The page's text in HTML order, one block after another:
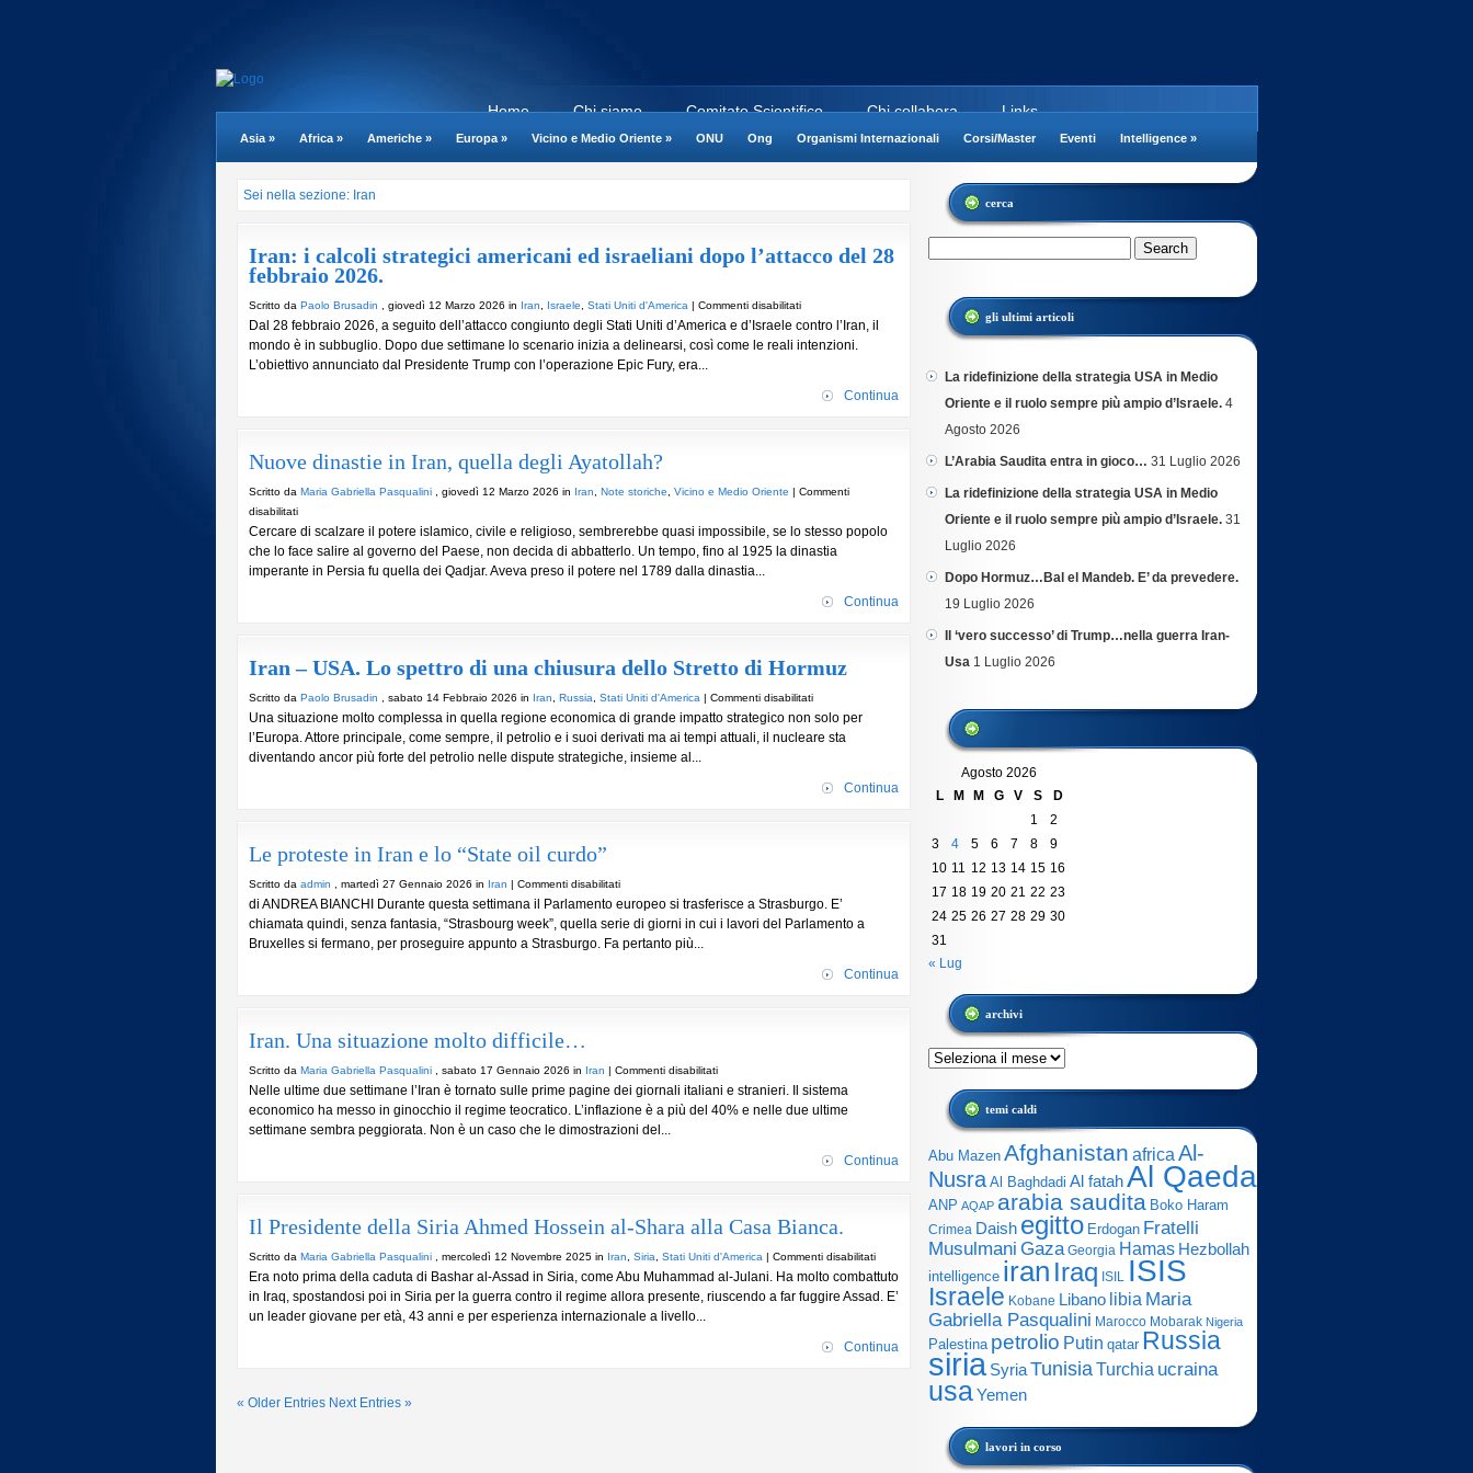
Links
Chi collabora
Comitato Scientifico
Chi siamo
Home
Asia » Africa » Americhe » Europa » Vicino e Medio Oriente » ONU Ong Organismi Internazionali Corsi/Master Eventi Intelligence »
Sei nella sezione: Iran
Iran: i calcoli strategici americani ed israeliani dopo l’attacco del 28
febbraio 2026.
Scritto da Paolo Brusadin , giovedì 12 Marzo 2026 in Iran Israele Stati Uniti d'America | Commenti disabilitatisu
Iran:
i
americani
Dal 28 febbraio 2026, a seguito dell’attacco congiunto degli Stati Uniti d’America e d’Israele contro l’Iran, il
mondo è in subbuglio. Dopo due settimane lo scenario inizia a delinearsi, così come le reali intenzioni.
L’obiettivo annunciato dal Presidente Trump con l’operazione Epic Fury, era...
Continua
Nuove dinastie in Iran, quella degli Ayatollah?
Scritto da Maria Gabriella Pasqualini , giovedì 12 Marzo 2026 in Iran Note storiche Vicino e Medio Oriente | Commenti
disabilitatisu
Nuove
dinastie
in
Cercare di scalzare il potere islamico, civile e religioso, sembrerebbe quasi impossibile, se lo stesso popolo
che lo face salire al governo del Paese, non decida di abbatterlo. Un tempo, fino al 1925 la dinastia
imperante in Persia fu quella dei Qadjar. Aveva preso il potere nel 1789 dalla dinastia...
Continua
Iran – USA. Lo spettro di una chiusura dello Stretto di Hormuz
Scritto da Paolo Brusadin , sabato 14 Febbraio 2026 in Iran Russia Stati Uniti d'America | Commenti disabilitatisu
Iran
–
spettro
di
Una situazione molto complessa in quella regione economica di grande impatto strategico non solo per
l’Europa. Attore principale, come sempre, il petrolio e i suoi derivati ma ai tempi attuali, il nucleare sta
diventando ancor più forte del petrolio nelle dispute strategiche, insieme al...
Continua
Le proteste in Iran e lo “State oil curdo”
Scritto da admin , martedì 27 Gennaio 2026 in Iran | Commenti disabilitatisu
Le
proteste
in
di ANDREA BIANCHI Durante questa settimana il Parlamento europeo si trasferisce a Strasburgo. E’
chiamata quindi, senza fantasia, “Strasbourg week”, quella serie di giorni in cui i lavori del Parlamento a
Bruxelles si fermano, per proseguire appunto a Strasburgo. Fa pertanto più...
Continua
Iran. Una situazione molto difficile…
Scritto da Maria Gabriella Pasqualini , sabato 17 Gennaio 2026 in Iran | Commenti disabilitatisu
Iran.
Una
Nelle ultime due settimane l’Iran è tornato sulle prime pagine dei giornali italiani e stranieri. Il sistema
economico ha messo in ginocchio il regime teocratico. L’inflazione è a più del 40% e nelle due ultime
settimane sembra peggiorata. Non è un caso che le dimostrazioni del...
Continua
Il Presidente della Siria Ahmed Hossein al-Shara alla Casa Bianca.
Scritto da Maria Gabriella Pasqualini , mercoledì 12 Novembre 2025 in Iran Siria Stati Uniti d'America | Commenti disabilitatisu
Il
Presidente
Ahmed
Era noto prima della caduta di Bashar al-Assad in Siria, come Abu Muhammad al-Julani. Ha molto combattuto
in Iraq, spostandosi poi in Siria per la guerra contro il regime allora presente, riuscendo a far fuggire Assad. E’
un leader giovane per età, 43 anni e per esperienza internazionale a livello...
Continua
« Older Entries Next Entries »
cerca
gli ultimi articoli
La ridefinizione della strategia USA in Medio
Oriente e il ruolo sempre più ampio d’Israele. 4
Agosto 2026
L’Arabia Saudita entra in gioco… 31 Luglio 2026
La ridefinizione della strategia USA in Medio
Oriente e il ruolo sempre più ampio d’Israele. 31
Luglio 2026
Dopo Hormuz…Bal el Mandeb. E’ da prevedere.
19 Luglio 2026
Il ‘vero successo’ di Trump…nella guerra Iran-
Usa 1 Luglio 2026
Agosto 2026
L
M M G V S
D
1
2
3
4 5 6 7 8
9
10 11 12 13 14 15 16
17 18 19 20 21 22 23
24 25 26 27 28 29 30
31
« Lug
archivi
Archivi
temi caldi
Abu Mazen Afghanistan africa Al-
Nusra Al Baghdadi Al fatahAl Qaeda
ANP AQAP arabia saudita Boko Haram
Crimea Daish egitto Erdogan Fratelli
Musulmani Gaza Georgia Hamas Hezbollah
intelligence iran Iraq ISIL ISIS
Israele Kobane Libano libia Maria
Gabriella Pasqualini Marocco Mobarak Nigeria
Palestina petrolio Putin qatar Russia
siria SyriaTunisiaTurchia ucraina
usaYemen
lavori in corso